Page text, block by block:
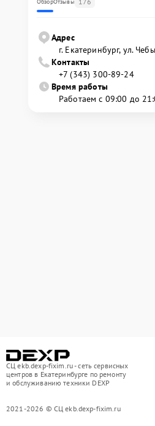
Адрес
г. Екатеринбург, ул.
Контакты
+7 (343) 300-89-24
Время работы
Работаем с 09:00 до
СЦ ekb.dexp-fixim.ru - сеть сервисных
центров в Екатеринбурге по ремонту
и обслуживанию техники DEXP
2021-2026 © СЦ ekb.dexp-fixim.ru